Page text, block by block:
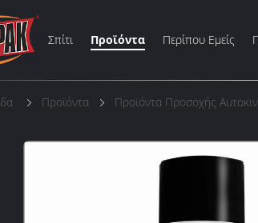
Σπίτι Προϊόντα Περίπου Εμείς
Προϊόντα Προϊόντα Προσοχής